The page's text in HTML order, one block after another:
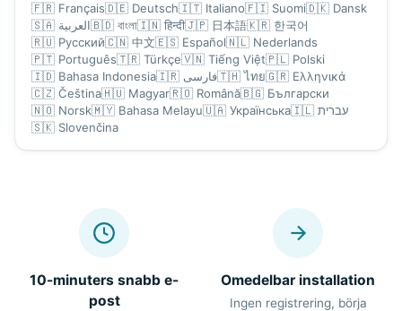
🇫🇷 Français🇩🇪 Deutsch🇮🇹 Italiano🇫🇮 Suomi🇩🇰 Dansk
🇸🇦 العربية🇧🇩 বাংলা🇮🇳 हिन्दी🇯🇵 日本語🇰🇷 한국어
🇷🇺 Русский🇨🇳 中文🇪🇸 Español🇳🇱 Nederlands
🇵🇹 Português🇹🇷 Türkçe🇻🇳 Tiếng Việt🇵🇱 Polski
🇮🇩 Bahasa Indonesia🇮🇷 فارسی🇹🇭ไทย🇬🇷 Ελληνικά
🇨🇿 Čeština🇭🇺 Magyar🇷🇴 Română🇧🇬 Български
🇳🇴 Norsk🇲🇾 Bahasa Melayu🇺🇦 Українська🇮🇱 עברית
🇸🇰 Slovenčina
10-minuters snabb e-
post
Omedelbar installation
Ingen registrering, börja